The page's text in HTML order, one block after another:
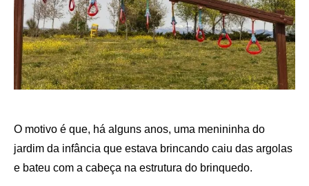
O motivo é que, há alguns anos, uma menininha do
jardim da infância que estava brincando caiu das argolas
e bateu com a cabeça na estrutura do brinquedo.